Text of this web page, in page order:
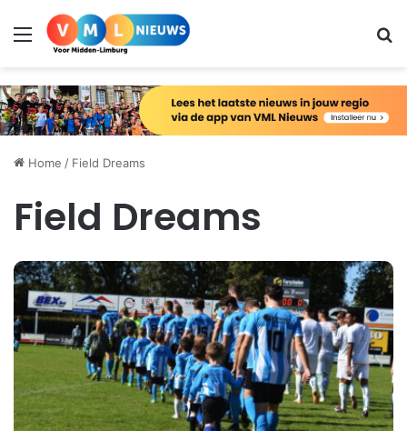
Menu
Home / Field Dreams
Field Dreams